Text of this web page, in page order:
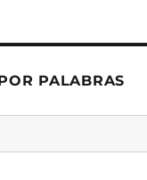
PALABRAS